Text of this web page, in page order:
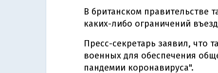
В британском правительстве
каких-либо ограничений
Пресс-секретарь заявил, что
военных для обеспечения
пандемии коронавируса".